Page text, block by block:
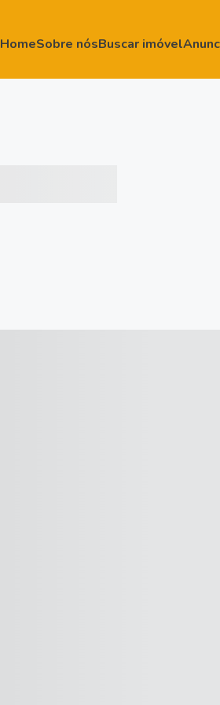
HomeSobre nósBuscar imóvel